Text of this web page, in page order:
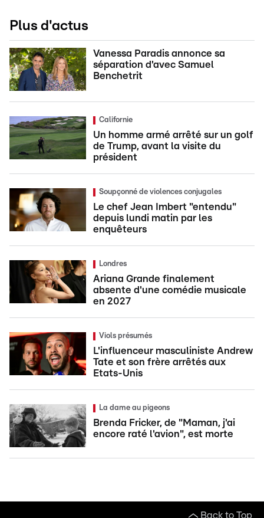
Plus d'actus
Vanessa Paradis annonce sa
séparation d'avec Samuel
Benchetrit
Californie
Un homme armé arrêté sur un golf
de Trump, avant la visite du
président
Soupçonné de violences conjugales
Le chef Jean Imbert "entendu"
depuis lundi matin par les
enquêteurs
Londres
Ariana Grande finalement
absente d'une comédie musicale
en 2027
Viols présumés
L'influenceur masculiniste Andrew
Tate et son frère arrêtés aux
Etats-Unis
La dame au pigeons
Brenda Fricker, de "Maman, j'ai
encore raté l'avion", est morte
Back to Top